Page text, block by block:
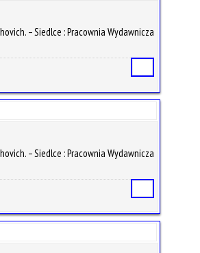
– Siedlce : Pracownia Wydawnicza
– Siedlce : Pracownia Wydawnicza